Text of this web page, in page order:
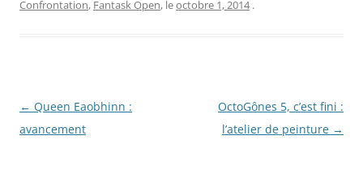
Confrontation, Fantask Open, leoctobre 1, 2014 .
Navigation
des
← Queen Eaobhinn :
avancement
OctoGônes 5, c’est fini :
l’atelier de peinture →